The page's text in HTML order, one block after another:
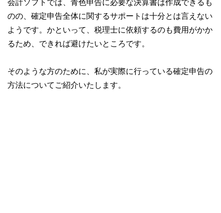
会計ソフトでは、青色申告に必要な決算書は作成できるも
のの、確定申告全体に関するサポートは十分とは言えない
ようです。かといって、税理士に依頼するのも費用がかか
るため、できれば避けたいところです。
そのような方のために、私が実際に行っている確定申告の
方法についてご紹介いたします。